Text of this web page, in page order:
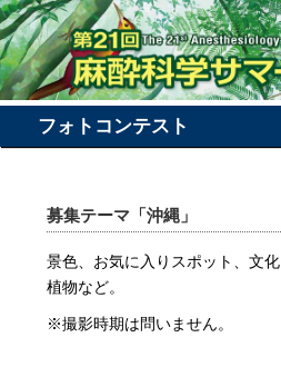
フォトコンテスト
募集テーマ「沖縄」
景色、お気に入りスポット、文
植物など。
※撮影時期は問いません。